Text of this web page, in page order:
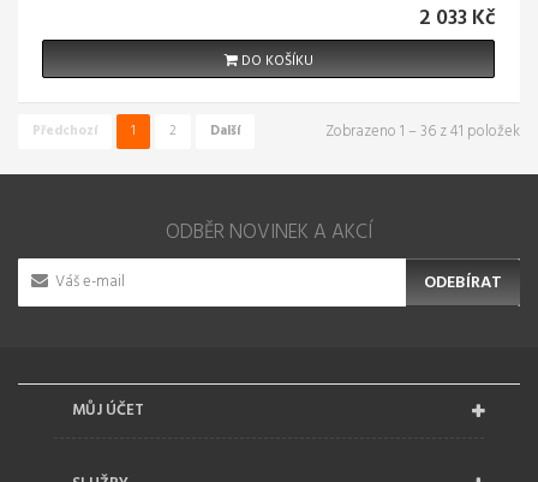
2 033 Kč
DO KOŠÍKU
Zobrazeno 1 – 36 z 41 položek
Předchozí 1 2 Další
ODBĚR NOVINEK A AKCÍ
ODEBÍRAT
MŮJ ÚČET